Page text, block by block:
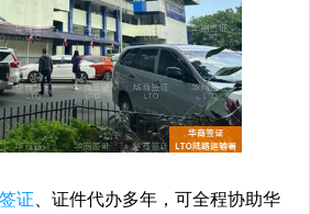
证 、证件代办多年，可全程协助华